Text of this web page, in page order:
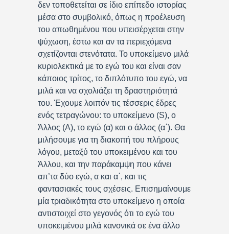
δεν τοποθετείται σε ίδιο επίπεδο ιστορίας
μέσα στο συμβολικό, όπως η προέλευση
του απωθημένου που υπεισέρχεται στην
ψύχωση, έστω και αν τα περιεχόμενα
σχετίζονται στενότατα. Το υποκείμενο μιλά
κυριολεκτικά με το εγώ του και είναι σαν
κάποιος τρίτος, το διπλότυπο του εγώ, να
μιλά και να σχολιάζει τη δραστηριότητά
του. Έχουμε λοιπόν τις τέσσερις έδρες
ενός τετραγώνου: το υποκείμενο (S), ο
Άλλος (Α), το εγώ (α) και ο άλλος (α΄). Θα
μιλήσουμε για τη διακοπή του πλήρους
λόγου, μεταξύ του υποκειμένου και του
Άλλου, και την παράκαμψη που κάνει
απ’τα δύο εγώ, α και α΄, και τις
φαντασιακές τους σχέσεις. Επισημαίνουμε
μία τριαδικότητα στο υποκείμενο η οποία
αντιστοιχεί στο γεγονός ότι το εγώ του
υποκειμένου μιλά κανονικά σε ένα άλλο